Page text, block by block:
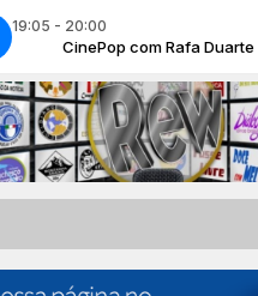
19:05 - 20:00
CinePop com Rafa Duarte
CINEPOP - 24.07.2026